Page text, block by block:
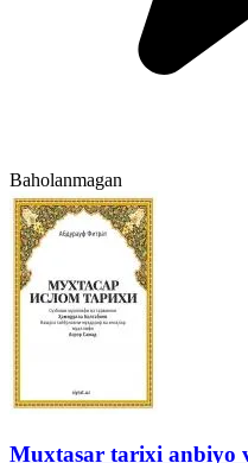
Baholanmagan
Muxtasar tarixi anbiyo